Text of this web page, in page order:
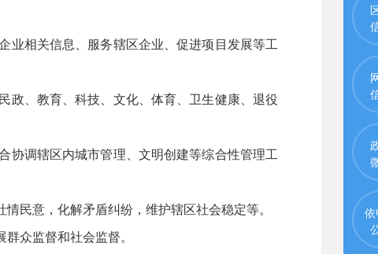
业相关信息、服务辖区企业、促进项目发展等工
政、教育、科技、文化、体育、卫生健康、退役
协调辖区内城市管理、文明创建等综合性管理工
民意，化解矛盾纠纷，维护辖区社会稳定等。
众监督和社会监督。